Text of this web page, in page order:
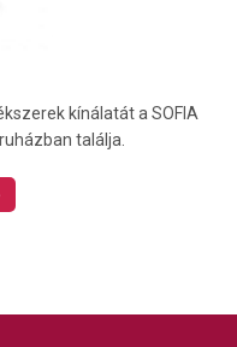
kínálatát a SOFIA
találja.